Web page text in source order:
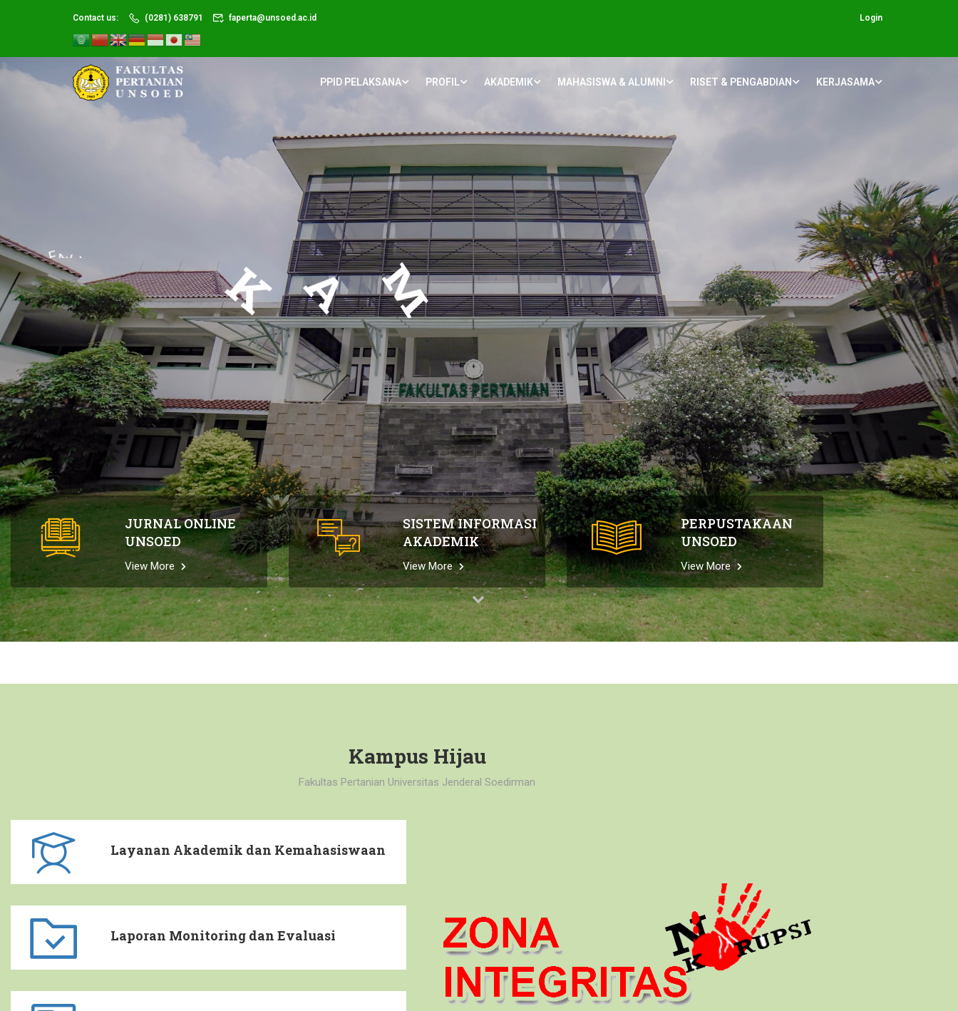
Contact us: (0281) 638791 faperta@unsoed.ac.id Login
PPID PELAKSANA PROFIL AKADEMIK MAHASISWA & ALUMNI RISET & PENGABDIAN KERJASAMA
F
KAMPUSHIJAU
UNSOED
JURNAL ONLINE
UNSOED
View More
SISTEM INFORMASI
AKADEMIK
View More
PERPUSTAKAAN
UNSOED
View More
Kampus Hijau
Fakultas Pertanian Universitas Jenderal Soedirman
Layanan Akademik dan Kemahasiswaan
Laporan Monitoring dan Evaluasi